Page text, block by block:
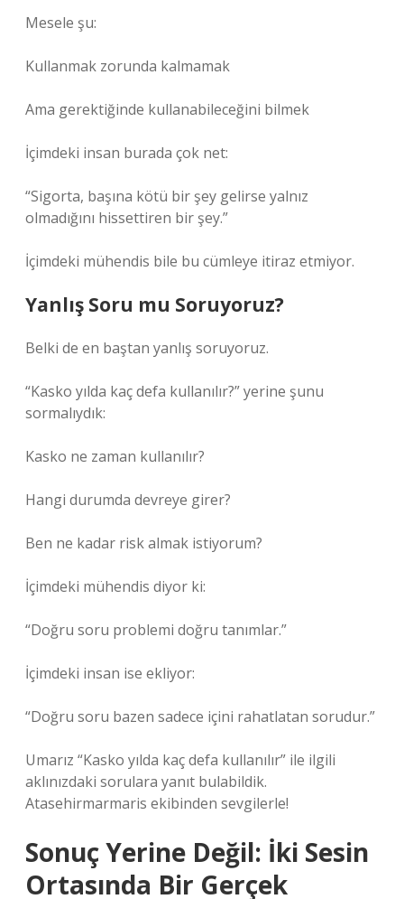
Mesele şu:
Kullanmak zorunda kalmamak
Ama gerektiğinde kullanabileceğini bilmek
İçimdeki insan burada çok net:
“Sigorta, başına kötü bir şey gelirse yalnız
olmadığını hissettiren bir şey.”
İçimdeki mühendis bile bu cümleye itiraz etmiyor.
Yanlış Soru mu Soruyoruz?
Belki de en baştan yanlış soruyoruz.
“Kasko yılda kaç defa kullanılır?” yerine şunu
sormalıydık:
Kasko ne zaman kullanılır?
Hangi durumda devreye girer?
Ben ne kadar risk almak istiyorum?
İçimdeki mühendis diyor ki:
“Doğru soru problemi doğru tanımlar.”
İçimdeki insan ise ekliyor:
“Doğru soru bazen sadece içini rahatlatan sorudur.”
Umarız “Kasko yılda kaç defa kullanılır” ile ilgili
aklınızdaki sorulara yanıt bulabildik.
Atasehirmarmaris ekibinden sevgilerle!
Sonuç Yerine Değil: İki Sesin
Ortasında Bir Gerçek